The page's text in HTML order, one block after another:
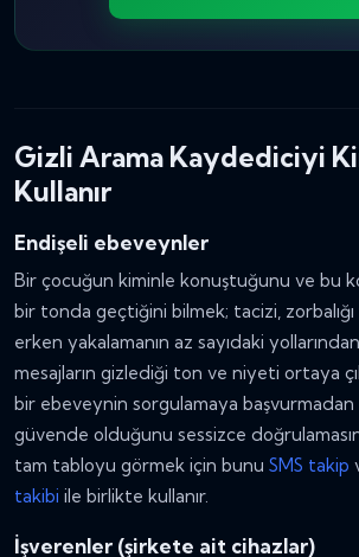
Gizli Arama Kaydediciyi
Kullanır
Endişeli ebeveynler
Bir çocuğun kiminle konuştuğunu ve bu
bir tonda geçtiğini bilmek; tacizi, zorbalığı
erken yakalamanın az sayıdaki
mesajların gizlediği ton ve niyeti ortaya
bir ebeveynin sorgulamaya
güvende olduğunu sessizce
tam tabloyu görmek için bunu SMS takip
takibi ile birlikte kullanır.
İşverenler (şirkete ait cihazlar)